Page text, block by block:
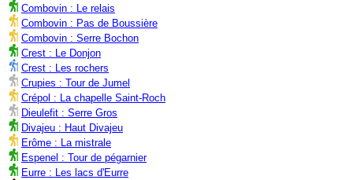
Combovin : Le relais
Combovin : Pas de Boussière
Combovin : Serre Bochon
Crest : Le Donjon
Crest : Les rochers
Crupies : Tour de Jumel
Crépol : La chapelle Saint-Roch
Dieulefit : Serre Gros
Divajeu : Haut Divajeu
Erôme : La mistrale
Espenel : Tour de pégarnier
Eurre : Les lacs d'Eurre